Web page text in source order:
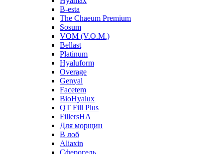
B-esta
The Chaeum Premium
Sosum
VOM (V.O.M.)
Bellast
Platinum
Hyaluform
Overage
Genyal
Facetem
BioHyalux
QT Fill Plus
FillersHA
Для морщин
В лоб
Aliaxin
Сферогель